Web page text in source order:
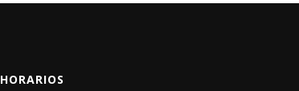
HORARIOS